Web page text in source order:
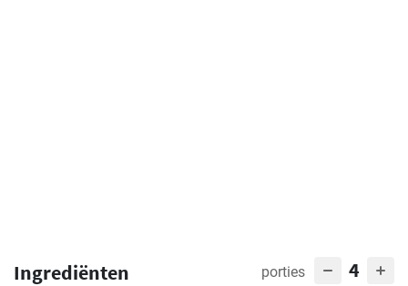
Ingrediënten porties 4